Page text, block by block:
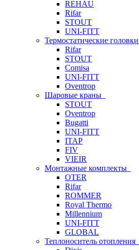
REHAU
Rifar
STOUT
UNI-FITT
Термостатические головки
Rifar
STOUT
Comisa
UNI-FITT
Oventrop
Шаровые краны
STOUT
Oventrop
Bugatti
UNI-FITT
ITAP
FIV
VIEIR
Монтажные комплекты
OTER
Rifar
ROMMER
Royal Thermo
Millennium
UNI-FITT
GLOBAL
Теплоноситель отопления